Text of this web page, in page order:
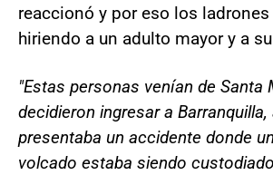
reaccionó y por eso los
hiriendo a un adulto mayor y a
"Estas personas venían de Santa
decidieron ingresar a Barranquilla,
presentaba un accidente donde
volcado estaba siendo